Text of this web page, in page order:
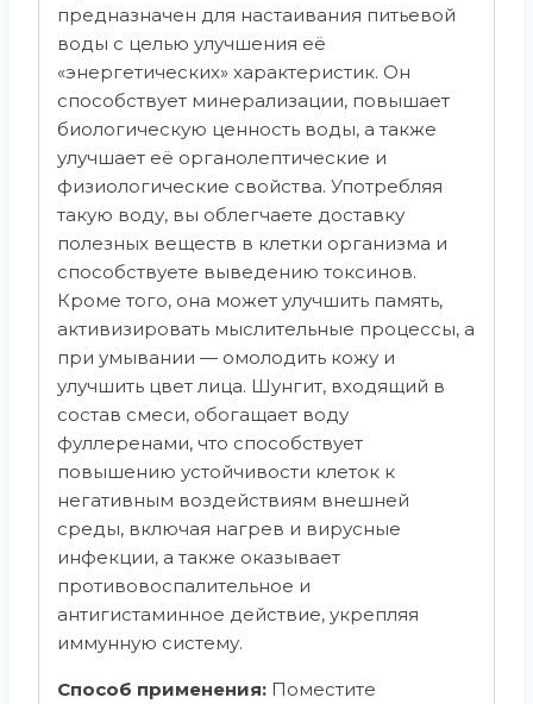
предназначен для настаивания питьевой
воды с целью улучшения её
«энергетических» характеристик. Он
способствует минерализации, повышает
биологическую ценность воды, а также
улучшает её органолептические и
физиологические свойства. Употребляя
такую воду, вы облегчаете доставку
полезных веществ в клетки организма и
способствуете выведению токсинов.
Кроме того, она может улучшить память,
активизировать мыслительные процессы, а
при умывании — омолодить кожу и
улучшить цвет лица. Шунгит, входящий в
состав смеси, обогащает воду
фуллеренами, что способствует
повышению устойчивости клеток к
негативным воздействиям внешней
среды, включая нагрев и вирусные
инфекции, а также оказывает
противовоспалительное и
антигистаминное действие, укрепляя
иммунную систему.
Способ применения: Поместите